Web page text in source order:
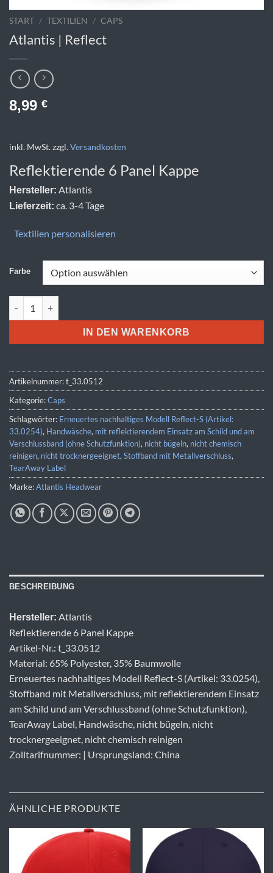
START / TEXTILIEN / CAPS
Atlantis | Reflect
8,99 €
inkl. MwSt.zzgl.Versandkosten
Reflektierende 6 Panel Kappe
Hersteller: Atlantis
Lieferzeit: ca. 3-4 Tage
Textilien personalisieren
Farbe
IN DEN WARENKORB
Artikelnummer:t_33.0512
Kategorie:Caps
Schlagwörter: Erneuertes nachhaltiges Modell Reflect-S (Artikel:
33.0254), Handwäsche, mit reflektierendem Einsatz am Schild und am
Verschlussband (ohne Schutzfunktion), nicht bügeln, nicht chemisch
reinigen, nicht trocknergeeignet, Stoffband mit Metallverschluss,
TearAway Label
Marke:Atlantis Headwear
BESCHREIBUNG
Hersteller: Atlantis
Reflektierende 6 Panel Kappe
Artikel-Nr.: t_33.0512
Material: 65% Polyester, 35% Baumwolle
Erneuertes nachhaltiges Modell Reflect-S (Artikel: 33.0254),
Stoffband mit Metallverschluss, mit reflektierendem Einsatz
am Schild und am Verschlussband (ohne Schutzfunktion),
TearAway Label, Handwäsche, nicht bügeln, nicht
trocknergeeignet, nicht chemisch reinigen
Zolltarifnummer: | Ursprungsland: China
ÄHNLICHE PRODUKTE